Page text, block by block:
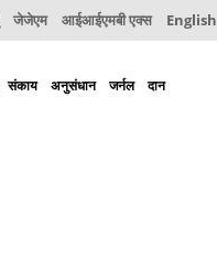
जेजेएम आईआईएमबी एक्स English
संकाय अनुसंधान जर्नल दान